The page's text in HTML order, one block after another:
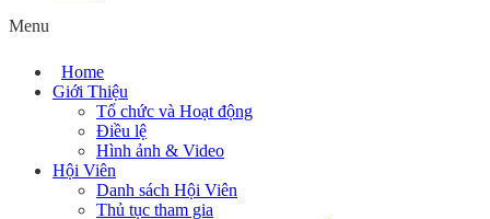
Menu
Home
Giới Thiệu
Tổ chức và Hoạt động
Điều lệ
Hình ảnh & Video
Hội Viên
Danh sách Hội Viên
Thủ tục tham gia